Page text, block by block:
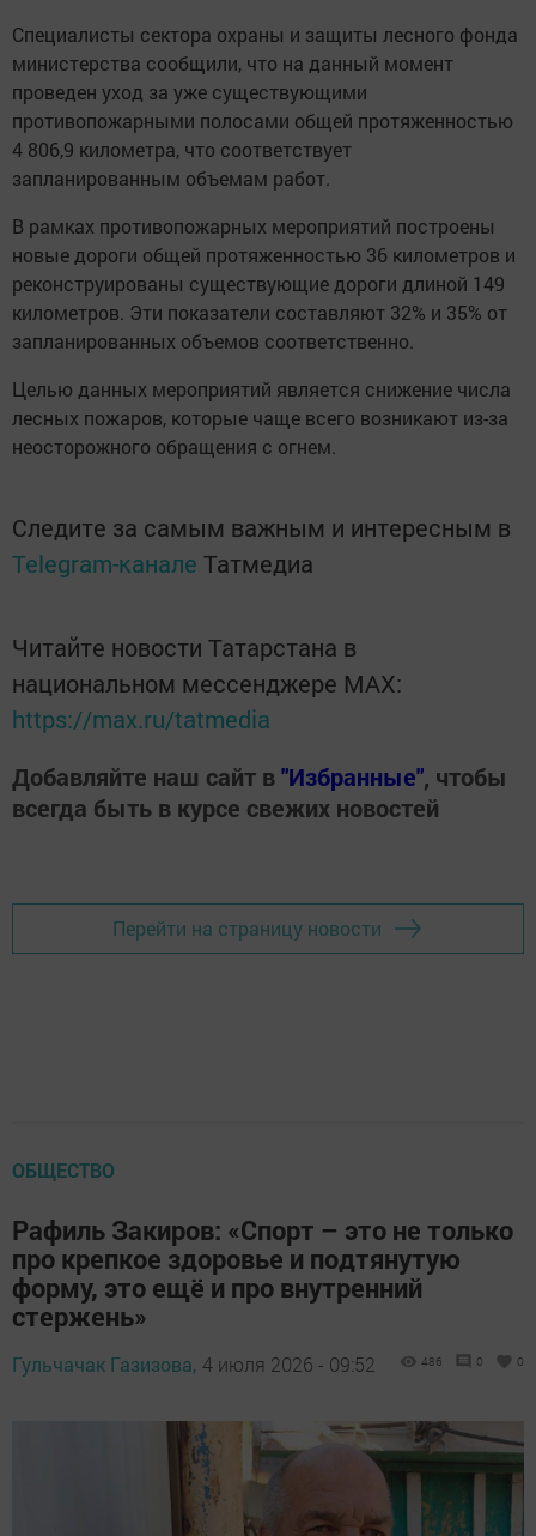
Специалисты сектора охраны и защиты лесного фонда
министерства сообщили, что на данный момент
проведен уход за уже существующими
противопожарными полосами общей протяженностью
4 806,9 километра, что соответствует
запланированным объемам работ.
В рамках противопожарных мероприятий построены
новые дороги общей протяженностью 36 километров и
реконструированы существующие дороги длиной 149
километров. Эти показатели составляют 32% и 35% от
запланированных объемов соответственно.
Целью данных мероприятий является снижение числа
лесных пожаров, которые чаще всего возникают из-за
неосторожного обращения с огнем.
Следите за самым важным и интересным в
Telegram-канале Татмедиа
Читайте новости Татарстана в
национальном мессенджере MАХ:
https://max.ru/tatmedia
Добавляйте наш сайт в"Избранные", чтобы
всегда быть в курсе свежих новостей
Перейти на страницу новости
ОБЩЕСТВО
Рафиль Закиров: «Спорт – это не только
про крепкое здоровье и подтянутую
форму, это ещё и про внутренний
стержень»
Гульчачак Газизова, 4 июля 2026 - 09:52 486 0 0